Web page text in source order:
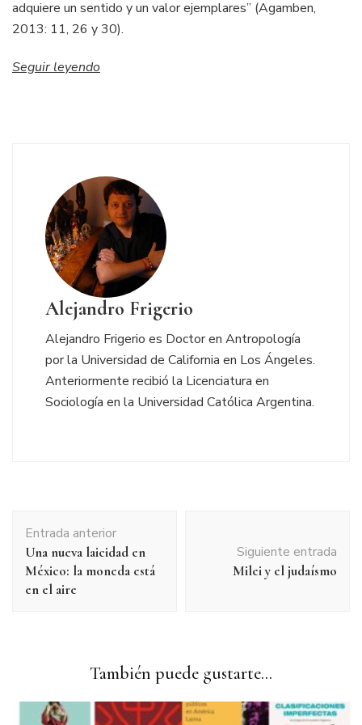
adquiere un sentido y un valor ejemplares” (Agamben,
2013: 11, 26 y 30).
Seguir leyendo
Alejandro Frigerio
Alejandro Frigerio es Doctor en Antropología
por la Universidad de California en Los Ángeles.
Anteriormente recibió la Licenciatura en
Sociología en la Universidad Católica Argentina.
de
entradas
Entrada anterior
Una nueva laicidad en
México: la moneda está
en el aire
Siguiente entrada
Milei y el judaísmo
También puede gustarte...